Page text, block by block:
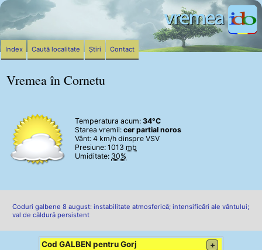
Vremea în Cornetu
Temperatura acum: 34°C
Starea vremii: cer partial noros
Vânt: 4 km/h dinspre VSV
Presiune: 1013 mb
Umiditate: 30%
Coduri galbene 8 august: instabilitate atmosferică; intensificări ale vântului;
val de căldură persistent
Cod GALBEN pentru Gorj +
Index Caută localitate Știri Contact